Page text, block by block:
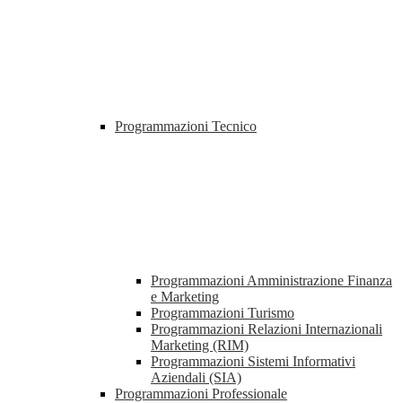
Programmazioni Tecnico
Programmazioni Amministrazione Finanza
e Marketing
Programmazioni Turismo
Programmazioni Relazioni Internazionali
Marketing (RIM)
Programmazioni Sistemi Informativi
Aziendali (SIA)
Programmazioni Professionale